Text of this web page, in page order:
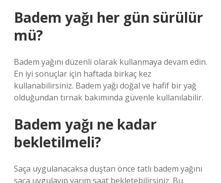
Badem yağı her gün sürülür
mü?
Badem yağını düzenli olarak kullanmaya devam edin.
En iyi sonuçlar için haftada birkaç kez
kullanabilirsiniz. Badem yağı doğal ve hafif bir yağ
olduğundan tırnak bakımında güvenle kullanılabilir.
Badem yağı ne kadar
bekletilmeli?
Saça uygulanacaksa duştan önce tatlı badem yağını
saça uygulayıp yarım saat bekletebilirsiniz. Bu